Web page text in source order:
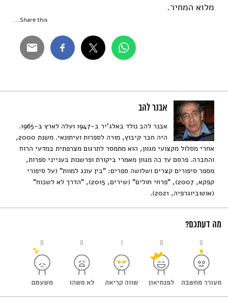
מלוא המחיר.
Share this...
אבנר להב
אבנר להב נולד באלג'יר ב-1947 ועלה לארץ ב-1965.
היה חבר קיבוץ, מורה לספרות ועיתונאי. משנת 2000,
אחרי מסלול מקצועי מגוון, הוא מתמסר לתרגום מצרפתית במדעי הרוח
והחברה. פרסם עד כה מגוון מאמרי ביקורת ופרשנות בענייני ספרות,
מספר סיפורים קצרים ושלושה ספרים: "בין עונג למוות" (על סיפורי
קפקא, 2007), "פרחי חולים" (שירים, 2015), "הדרך לא לשכוח"
(אוטוביוגרפיה, 2021).
מה דעתכם?
0 0 1 0 0